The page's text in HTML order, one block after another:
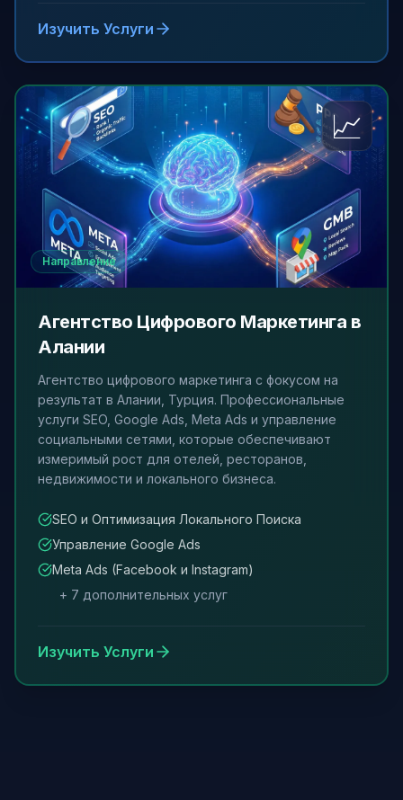
Изучить Услуги
📈
Направление
Агентство Цифрового Маркетинга в
Алании
Агентство цифрового маркетинга с фокусом на
результат в Алании, Турция. Профессиональные
услуги SEO, Google Ads, Meta Ads и управление
социальными сетями, которые обеспечивают
измеримый рост для отелей, ресторанов,
недвижимости и локального бизнеса.
SEO и Оптимизация Локального Поиска
Управление Google Ads
Meta Ads (Facebook и Instagram)
+ 7 дополнительных услуг
Изучить Услуги